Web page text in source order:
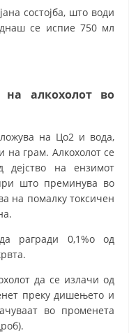
состојба, што води
се испие 750 мл
на алкохолот во
на Цо2 и вода,
на грам. Алкохолот се
дејство на ензимот
што преминува во
на помалку токсичен
рагради 0,1%о од
да се излачи од
преку дишењето и
во променета